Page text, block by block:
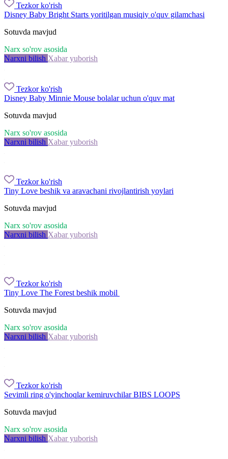
Tezkor ko'rish
Disney Baby Bright Starts yoritilgan musiqiy o'quv gilamchasi
Sotuvda mavjud
Narx so'rov asosida
Narxni bilish Xabar yuborish
Tezkor ko'rish
Disney Baby Minnie Mouse bolalar uchun o'quv mat
Sotuvda mavjud
Narx so'rov asosida
Narxni bilish Xabar yuborish
Tezkor ko'rish
Tiny Love beshik va aravachani rivojlantirish yoylari
Sotuvda mavjud
Narx so'rov asosida
Narxni bilish Xabar yuborish
Tezkor ko'rish
Tiny Love The Forest beshik mobil
Sotuvda mavjud
Narx so'rov asosida
Narxni bilish Xabar yuborish
Tezkor ko'rish
Sevimli ring o'yinchoqlar kemiruvchilar BIBS LOOPS
Sotuvda mavjud
Narx so'rov asosida
Narxni bilish Xabar yuborish